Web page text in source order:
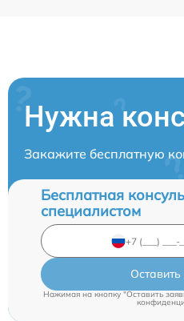
Нужна
Закажите бесплатную
Бесплатная
специалистом
Нажимая на кнопку "Оставить